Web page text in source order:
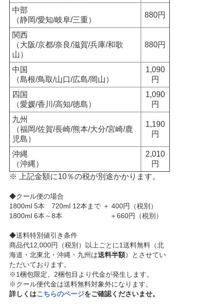
中部
（静岡/愛知/岐阜/三重）
880円
関西
（大阪/京都/奈良/滋賀/兵庫/和歌
山）
880円
中国
（島根/鳥取/山口/広島/岡山）
1,090
円
四国
（愛媛/香川/高知/徳島）
1,090
円
九州
（福岡/佐賀/長崎/熊本/大分/宮崎/鹿
児島）
1,190
円
沖縄
（沖縄）
2,010
円
※ 上記金額に10％の税が別途かかります。
◆クール便の場合
1800ml 5本 720ml 12本まで ＋ 400円（税別）
1800ml 6本～8本 ＋660円（税別）
◆送料特別値引き条件
商品代12,000円（税別）以上ごとに1送料無料（北
海道・北東北・沖縄・九州は送料半額）とさせてい
ただいております。
※1梱包限定、2梱包目より代金が発生します。
※クール便代金は送料無料対象外になります。
詳しくはこちらのページをご確認くださいませ。